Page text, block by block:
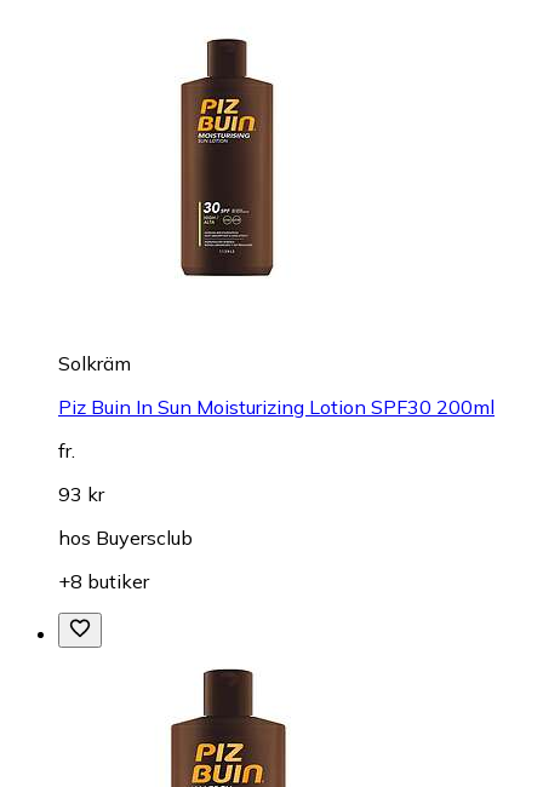
Solkräm
Piz Buin In Sun Moisturizing Lotion SPF30 200ml
fr.
93 kr
hos Buyersclub
+8 butiker